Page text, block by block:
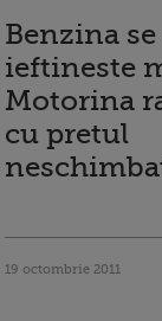
Benzina se
ieftineste
Motorina
cu pretul
19 octombrie 2011